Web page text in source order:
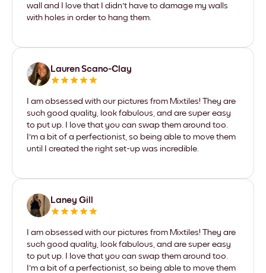
wall and I love that I didn't have to damage my walls
with holes in order to hang them.
Lauren Scano-Clay
I am obsessed with our pictures from Mixtiles! They are
such good quality, look fabulous, and are super easy
to put up. I love that you can swap them around too.
I'm a bit of a perfectionist, so being able to move them
until I created the right set-up was incredible.
Laney Gill
I am obsessed with our pictures from Mixtiles! They are
such good quality, look fabulous, and are super easy
to put up. I love that you can swap them around too.
I'm a bit of a perfectionist, so being able to move them